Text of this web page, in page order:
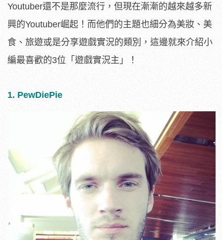
Youtuber還不是那麼流行，但現在漸漸的越來越多新
興的Youtuber崛起！而他們的主題也細分為美妝、美
食、旅遊或是分享遊戲實況的類別，這邊就來介紹小
編最喜歡的3位「遊戲實況主」！
1. PewDiePie